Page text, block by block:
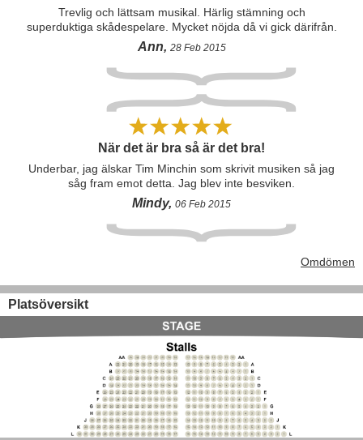
Trevlig och lättsam musikal. Härlig stämning och
superduktiga skådespelare. Mycket nöjda då vi gick därifrån.
Ann, 28 Feb 2015
När det är bra så är det bra!
Underbar, jag älskar Tim Minchin som skrivit musiken så jag
såg fram emot detta. Jag blev inte besviken.
Mindy, 06 Feb 2015
Omdömen
Platsöversikt